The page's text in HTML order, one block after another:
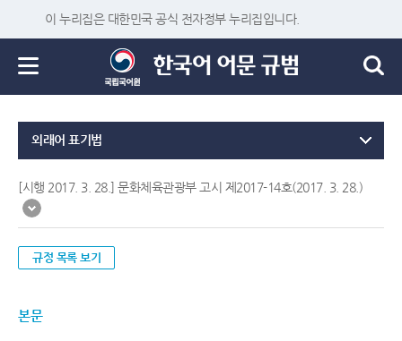
이 누리집은 대한민국 공식 전자정부 누리집입니다.
외래어 표기법
[시행 2017. 3. 28.] 문화체육관광부 고시 제2017-14호(2017. 3. 28.)
규정 목록 보기
본문